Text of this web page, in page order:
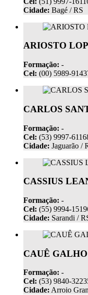
Cidade: Bagé / RS
ARIOSTO
Formação: -
Cel: (00) 5989-
CARLOS
Formação: -
Cel: (53) 9997-
Cidade: Jaguarão /
CASSIUS
Formação: -
Cel: (55) 9994-
Cidade: Sarandi /
CAUÊ
Formação: -
Cel: (53) 9840-
Cidade: Arroio